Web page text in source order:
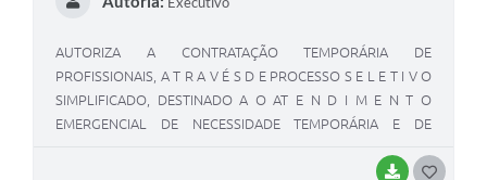
BAIXAR
AUTORIZA A CONTRATAÇÃO TEMPORÁRIA DE
PROFISSIONAIS, A T R A V É S D E PROCESSO S E L E T I V O
SIMPLIFICADO, DESTINADO A O AT E N D I M E N T O
EMERGENCIAL DE NECESSIDADE TEMPORÁRIA E DE